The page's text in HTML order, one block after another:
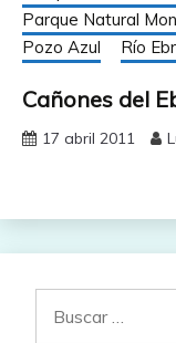
Parque Natural
Pozo Azul
Río
Cañones del
17 abril 2011